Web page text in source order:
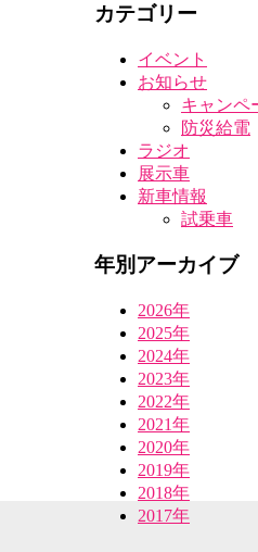
カテゴリー
イベント
お知らせ
キャンペ
防災給電
ラジオ
展示車
新車情報
試乗車
年別アーカイブ
2026年
2025年
2024年
2023年
2022年
2021年
2020年
2019年
2018年
2017年